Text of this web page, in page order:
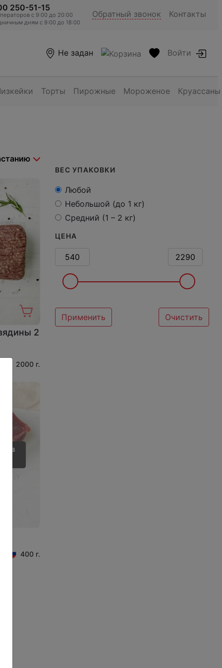
250-51-15
c 9:00 до 20:00
дням с 9:00 до 18:00
Обратный звонок Контакты
Не задан Войти
Торты Пирожные Мороженое Круассаны
2
2000 г.
в
400 г.
ВЕС УПАКОВКИ
Любой
Небольшой (до 1 кг)
Средний (1 – 2 кг)
ЦЕНА
Применить Очистить